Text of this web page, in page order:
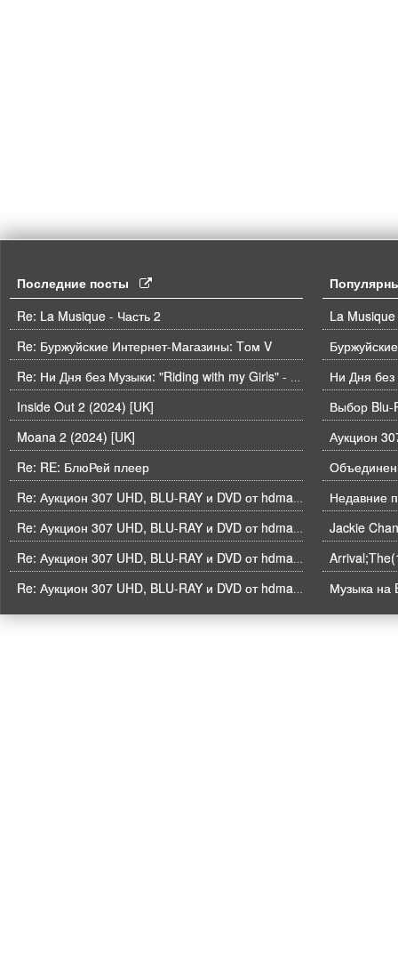
Последние посты
Re: La Musique - Часть 2
Re: Буржуйские Интернет-Магазины: Tом V
Inside Out 2 (2024) [UK]
Moana 2 (2024) [UK]
Re: RE: БлюРей плеер
La
Ни Дня
Выбор Blu-
Недавние
Музыка на